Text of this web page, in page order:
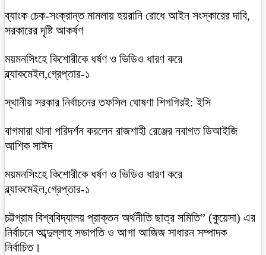
ব্যাংক চেক-সংক্রান্ত মামলায় হয়রানি রোধে আইন সংস্কারের দাবি,
সরকারের দৃষ্টি আকর্ষণ
ময়মনসিংহে কিশোরীকে ধর্ষণ ও ভিডিও ধারণ করে
ব্ল্যাকমেইল,গ্রেপ্তার-১
স্থানীয় সরকার নির্বাচনের তফসিল ঘোষণা শিগগিরই: ইসি
বাগমারা থানা পরিদর্শন করলেন রাজশাহী রেঞ্জের নবাগত ডিআইজি
আশিক সাঈদ
ময়মনসিংহে কিশোরীকে ধর্ষণ ও ভিডিও ধারণ করে
ব্ল্যাকমেইল,গ্রেপ্তার-১
চট্টগ্রাম বিশ্ববিদ্যালয় প্রাক্তন অর্থনীতি ছাত্র সমিতি” (কুয়েসা) এর
নির্বাচনে আব্দুল্লাহ সভাপতি ও আগা আজিজ সাধারন সম্পাদক
নির্বাচিত।